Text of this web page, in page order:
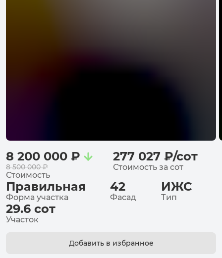
8 200 000 ₽
8 500 000 ₽
Стоимость
277 027 ₽/сот
Стоимость за сот
Правильная
Форма участка
42
Фасад
ИЖС
Тип
29.6 сот
Участок
Добавить в избранное